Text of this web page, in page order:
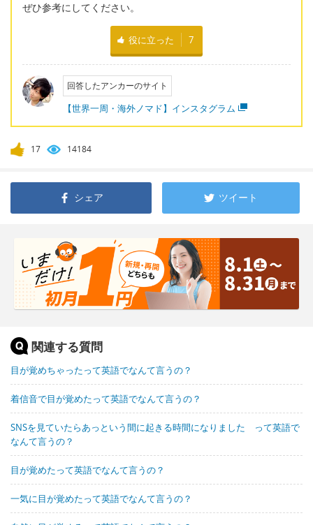
ぜひ参考にしてください。
役に立った 7
回答したアンカーのサイト
【世界一周・海外ノマド】インスタグラム
17 14184
シェア ツイート
関連する質問
目が覚めちゃったって英語でなんて言うの？
着信音で目が覚めたって英語でなんて言うの？
SNSを見ていたらあっという間に起きる時間になりました って英語で
なんて言うの？
目が覚めたって英語でなんて言うの？
一気に目が覚めたって英語でなんて言うの？